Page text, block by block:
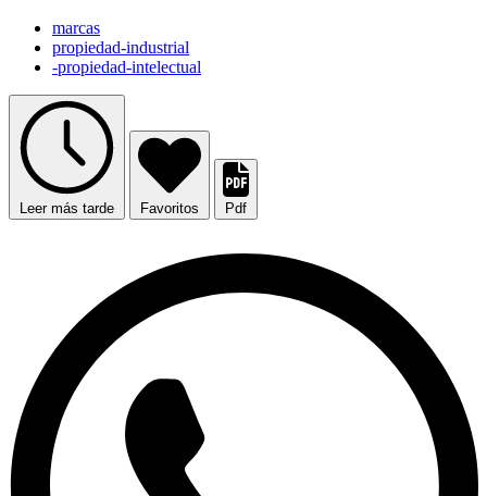
marcas
propiedad-industrial
-propiedad-intelectual
Leer más tarde Favoritos Pdf